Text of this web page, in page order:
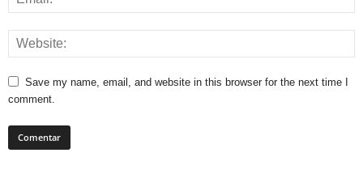
Save my name, email, and website in this browser for the next time I
comment.